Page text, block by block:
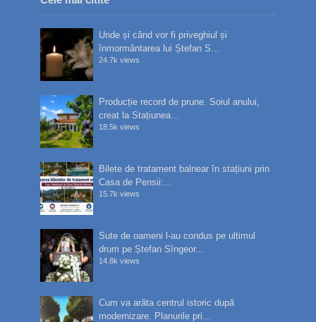
Unde și când vor fi priveghiul și
înmormântarea lui Ștefan S...
24.7k views
Producție record de prune. Soiul anului,
creat la Stațiunea...
18.5k views
Bilete de tratament balnear în stațiuni prin
Casa de Pensii:...
15.7k views
Sute de oameni l-au condus pe ultimul
drum pe Ștefan Sîngeor...
14.8k views
Cum va arăta centrul istoric după
modernizare. Planurile pri...